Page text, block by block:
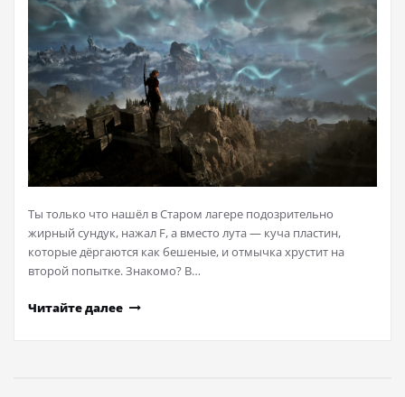
Ты только что нашёл в Старом лагере подозрительно
жирный сундук, нажал F, а вместо лута — куча пластин,
которые дёргаются как бешеные, и отмычка хрустит на
второй попытке. Знакомо? В…
Читайте далее